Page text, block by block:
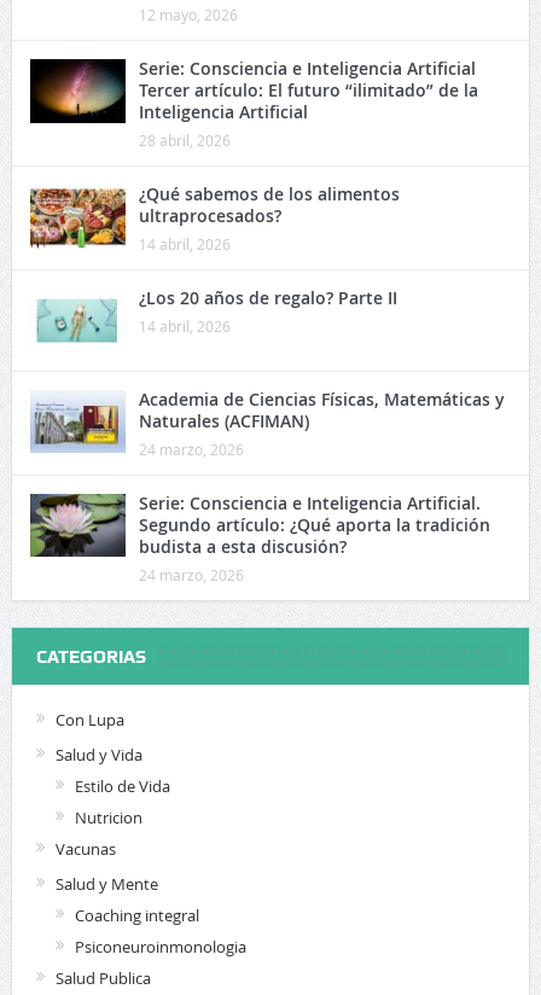
12 mayo, 2026
Serie: Consciencia e Inteligencia Artificial
Tercer artículo: El futuro “ilimitado” de la
Inteligencia Artificial
28 abril, 2026
¿Qué sabemos de los alimentos
ultraprocesados?
14 abril, 2026
¿Los 20 años de regalo? Parte II
14 abril, 2026
Academia de Ciencias Físicas, Matemáticas y
Naturales (ACFIMAN)
24 marzo, 2026
Serie: Consciencia e Inteligencia Artificial.
Segundo artículo: ¿Qué aporta la tradición
budista a esta discusión?
24 marzo, 2026
CATEGORIAS
Con Lupa
Salud y Vida
Estilo de Vida
Nutricion
Vacunas
Salud y Mente
Coaching integral
Psiconeuroinmonologia
Salud Publica